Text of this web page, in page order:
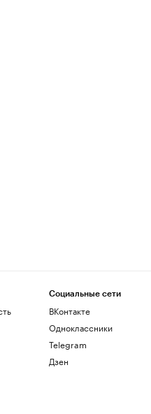
Социальные сети
ВКонтакте
Одноклассники
Telegram
Дзен